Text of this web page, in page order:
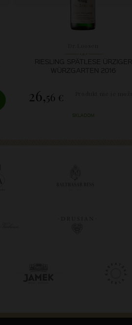
RIESLING SPÄTLESE ÜRZIGER
WÜRZGARTEN 2016
26,56 €
SKLADOM